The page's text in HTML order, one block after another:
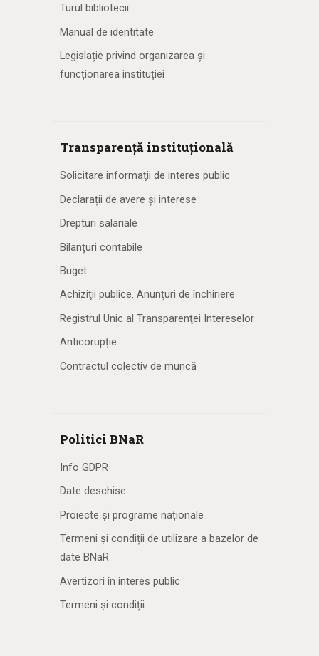
Turul bibliotecii
Manual de identitate
Legislație privind organizarea și
funcționarea instituției
Transparență instituțională
Solicitare informaţii de interes public
Declarații de avere și interese
Drepturi salariale
Bilanțuri contabile
Buget
Achiziţii publice. Anunţuri de închiriere
Registrul Unic al Transparenţei Intereselor
Anticorupție
Contractul colectiv de muncă
Politici BNaR
Info GDPR
Date deschise
Proiecte și programe naționale
Termeni și condiții de utilizare a bazelor de
date BNaR
Avertizori în interes public
Termeni și condiții